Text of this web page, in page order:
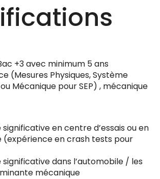
+3 avec minimum 5 ans
(Mesures Physiques, Système
Mécanique pour SEP) , mécanique
significative en centre d’essais ou en
(expérience en crash tests pour
significative dans l’automobile / les
mécanique